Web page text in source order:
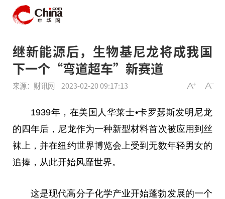
继新能源后，生物基尼龙将成我国
下一个“弯道超车”新赛道
来源：财讯网 2023-02-20 09:17:13
1939年，在美国人华莱士•卡罗瑟斯发明尼龙
的四年后，尼龙作为一种新型材料首次被应用到丝
袜上，并在纽约世界博览会上受到无数年轻男女的
追捧，从此开始风靡世界。
这是现代高分子化学产业开始蓬勃发展的一个